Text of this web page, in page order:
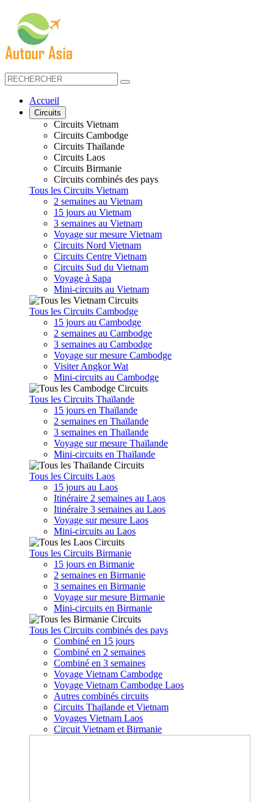
Accueil
Circuits
Circuits Vietnam
Circuits Cambodge
Circuits Thaïlande
Circuits Laos
Circuits Birmanie
Circuits combinés des pays
Tous les Circuits Vietnam
2 semaines au Vietnam
15 jours au Vietnam
3 semaines au Vietnam
Voyage sur mesure Vietnam
Circuits Nord Vietnam
Circuits Centre Vietnam
Circuits Sud du Vietnam
Voyage à Sapa
Mini-circuits au Vietnam
Tous les Circuits Cambodge
15 jours au Cambodge
2 semaines au Cambodge
3 semaines au Cambodge
Voyage sur mesure Cambodge
Visiter Angkor Wat
Mini-circuits au Cambodge
Tous les Circuits Thaïlande
15 jours en Thaïlande
2 semaines en Thaïlande
3 semaines en Thaïlande
Voyage sur mesure Thaïlande
Mini-circuits en Thaïlande
Tous les Circuits Laos
15 jours au Laos
Itinéraire 2 semaines au Laos
Itinéraire 3 semaines au Laos
Voyage sur mesure Laos
Mini-circuits au Laos
Tous les Circuits Birmanie
15 jours en Birmanie
2 semaines en Birmanie
3 semaines en Birmanie
Voyage sur mesure Birmanie
Mini-circuits en Birmanie
Tous les Circuits combinés des pays
Combiné en 15 jours
Combiné en 2 semaines
Combiné en 3 semaines
Voyage Vietnam Cambodge
Voyage Vietnam Cambodge Laos
Autres combinés circuits
Circuits Thaïlande et Vietnam
Voyages Vietnam Laos
Circuit Vietnam et Birmanie